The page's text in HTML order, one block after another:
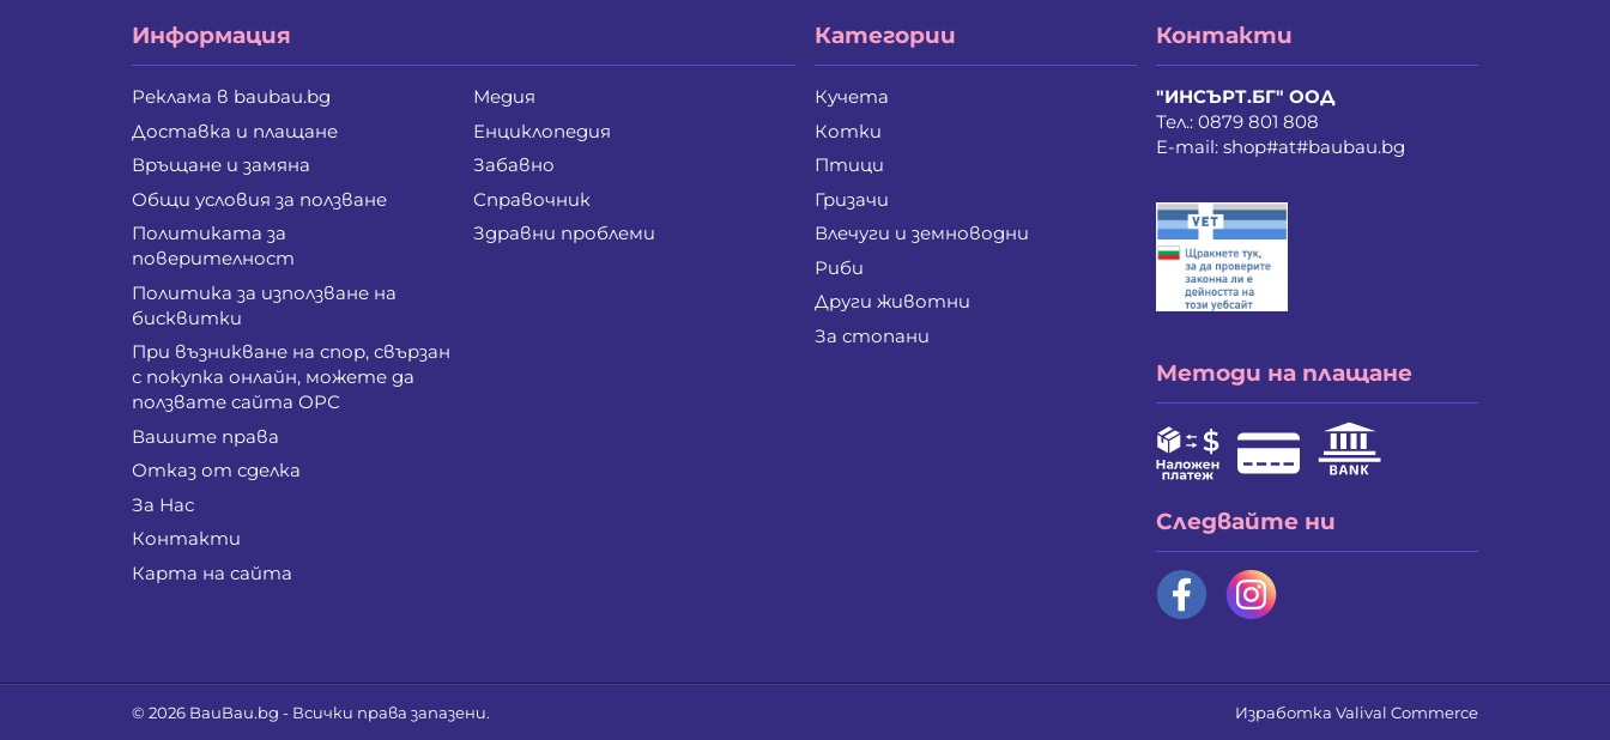
Информация
Реклама в baubau.bg
Доставка и плащане
Връщане и замяна
Общи условия за ползване
Политиката за
поверителност
Политика за използване на
бисквитки
При възникване на спор, свързан
с покупка онлайн, можете да
ползвате сайта ОРС
Вашите права
Отказ от сделка
За Нас
Контакти
Карта на сайта
Медия
Енциклопедия
Забавно
Справочник
Здравни проблеми
Категории
Кучета
Котки
Птици
Гризачи
Влечуги и земноводни
Риби
Други животни
За стопани
Контакти
"ИНСЪРТ.БГ" ООД
Тел.:0879 801 808
E-mail:shop#at#baubau.bg
Методи на плащане
Следвайте ни
© 2026 BauBau.bg - Всички права запазени. Изработка Valival Commerce